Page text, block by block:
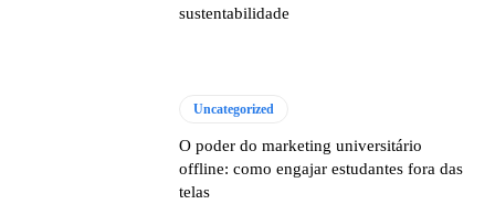
sustentabilidade
Uncategorized
O poder do marketing universitário
offline: como engajar estudantes fora das
telas